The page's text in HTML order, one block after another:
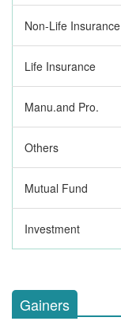
Non-Life Insurance
Life Insurance
Manu.and Pro.
Others
Mutual Fund
Investment
Gainers